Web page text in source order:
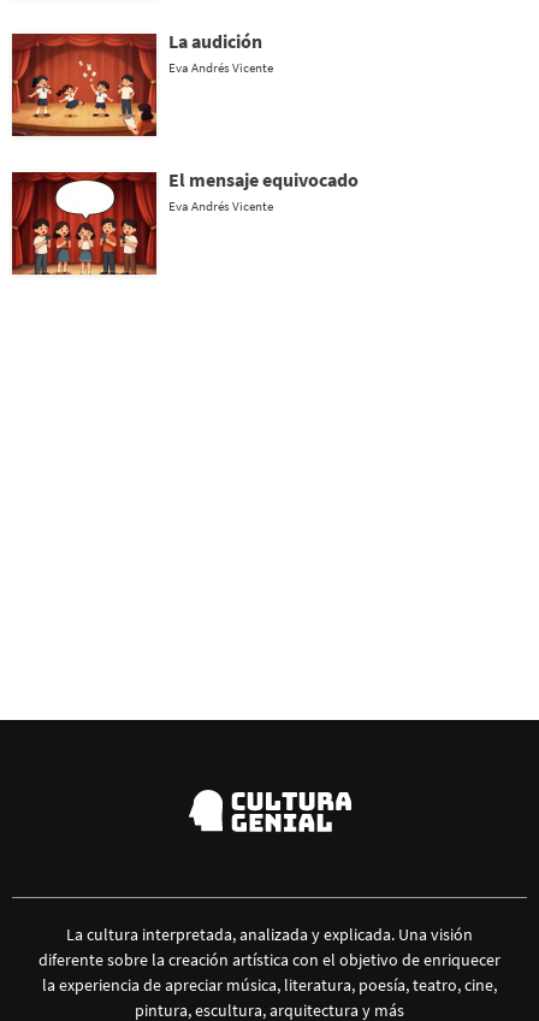
La audición
Eva Andrés Vicente
El mensaje equivocado
Eva Andrés Vicente
La cultura interpretada, analizada y explicada. Una visión
diferente sobre la creación artística con el objetivo de enriquecer
la experiencia de apreciar música, literatura, poesía, teatro, cine,
pintura, escultura, arquitectura y más